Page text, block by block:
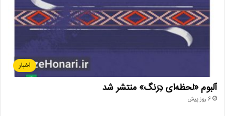
اخبار
آلبوم «لحظه‌ای دِرَنگ» منتشر شد
6 روز پیش